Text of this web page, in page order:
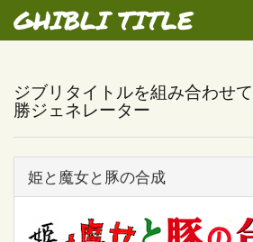
GHIBLI TITLE
ジブリタイトルを組み合わせ
勝ジェネレーター
姫と魔女と豚の合成